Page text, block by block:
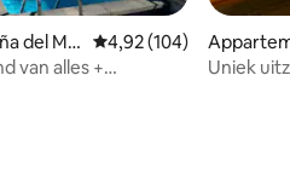
del Ma
Gemiddelde
4,92 (104)
van alles +
Uniek